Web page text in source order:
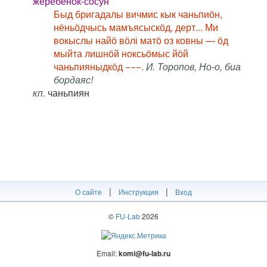
Быд бригадалы вичмис кык чаньпиӧн,
нёньӧдчысь мамъясыскӧд, дерт... Ми
вокыслы найӧ вӧлі матӧ оз ковны — ӧд
мыйта лишнӧй ноксьӧмыс йӧй
чаньпияныдкӧд −−−. И. Торопов, Но-о, биа
бордаяс!
кп. чаньпиян
О сайте | Инструкция | Вход
© FU-Lab2026
Email:komi@fu-lab.ru